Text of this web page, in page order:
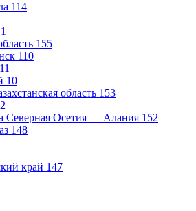
114
1
155
110
11
10
область 153
Северная Осетия — Алания 152
148
край 147